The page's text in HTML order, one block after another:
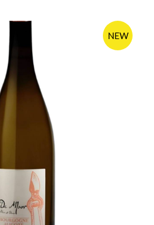
NEW